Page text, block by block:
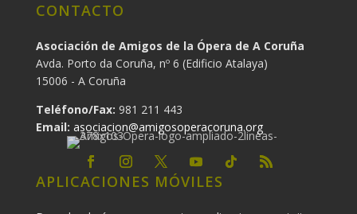
CONTACTO
Asociación de Amigos de la Ópera de A Coruña
Avda. Porto da Coruña, nº 6 (Edificio Atalaya)
15006 - A Coruña
Teléfono/Fax: 981 211 443
Email: asociacion@amigosoperacoruna.org
APLICACIONES MÓVILES